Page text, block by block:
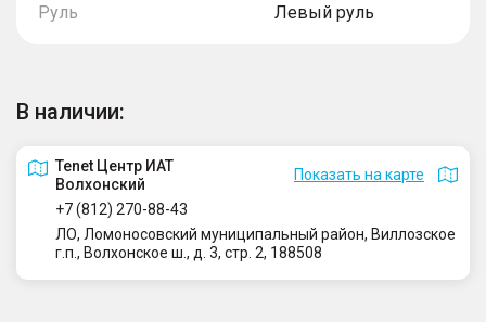
Руль Левый руль
В наличии:
Tenet Центр ИАТ
Волхонский
Показать на карте
+7 (812) 270-88-43
ЛО, Ломоносовский муниципальный район, Виллозское
г.п., Волхонское ш., д. 3, стр. 2, 188508